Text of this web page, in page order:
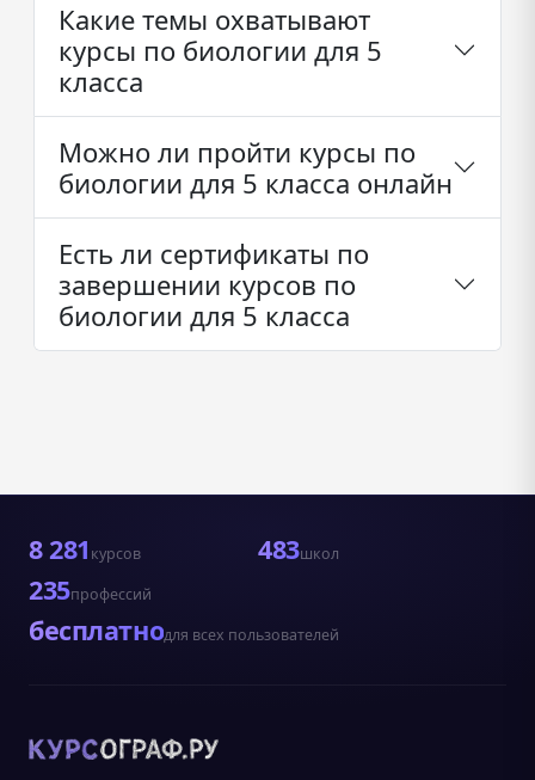
Какие темы охватывают
курсы по биологии для 5
класса
Можно ли пройти курсы по
биологии для 5 класса онлайн
Есть ли сертификаты по
завершении курсов по
биологии для 5 класса
8 281 курсов 483школ
235профессий
бесплатнодля всех пользователей